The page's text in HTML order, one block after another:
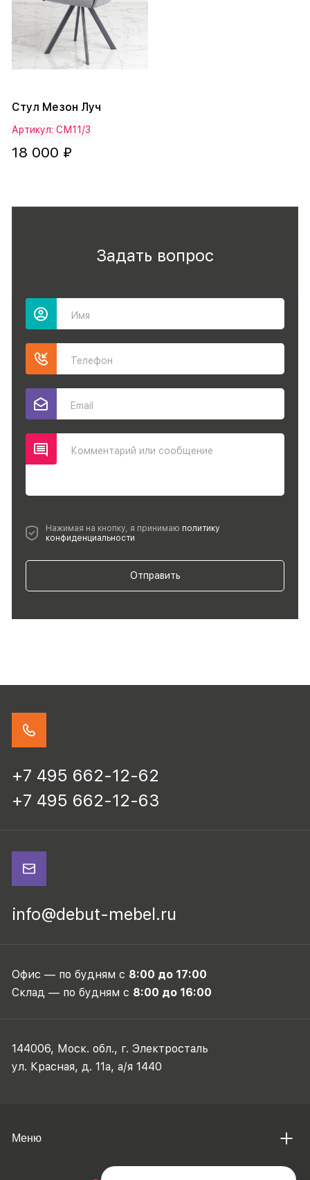
Стул Мезон Луч
Артикул: СМ11/3
18 000 ₽
Задать вопрос
Имя
Телефон
Email
Комментарий или сообщение
Нажимая на кнопку, я принимаю политику
конфиденциальности
Отправить
+7 495 662-12-62
+7 495 662-12-63
info@debut-mebel.ru
Офис — по будням с 8:00 до 17:00
Склад — по будням с 8:00 до 16:00
144006, Моск. обл., г. Электросталь
ул. Красная, д. 11а, а/я 1440
Меню